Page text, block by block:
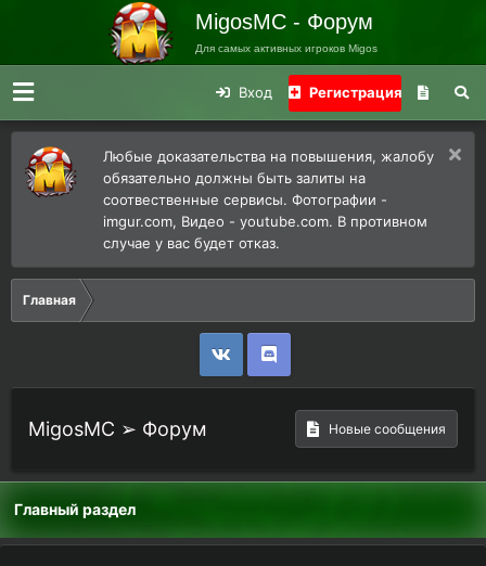
MigosMC - Форум
Для самых активных игроков Migos
Вход Регистрация
Любые доказательства на повышения, жалобу
обязательно должны быть залиты на
соотвественные сервисы. Фотографии -
imgur.com, Видео - youtube.com. В противном
случае у вас будет отказ.
Главная
MigosMC ➢ Форум Новые сообщения
Главный раздел